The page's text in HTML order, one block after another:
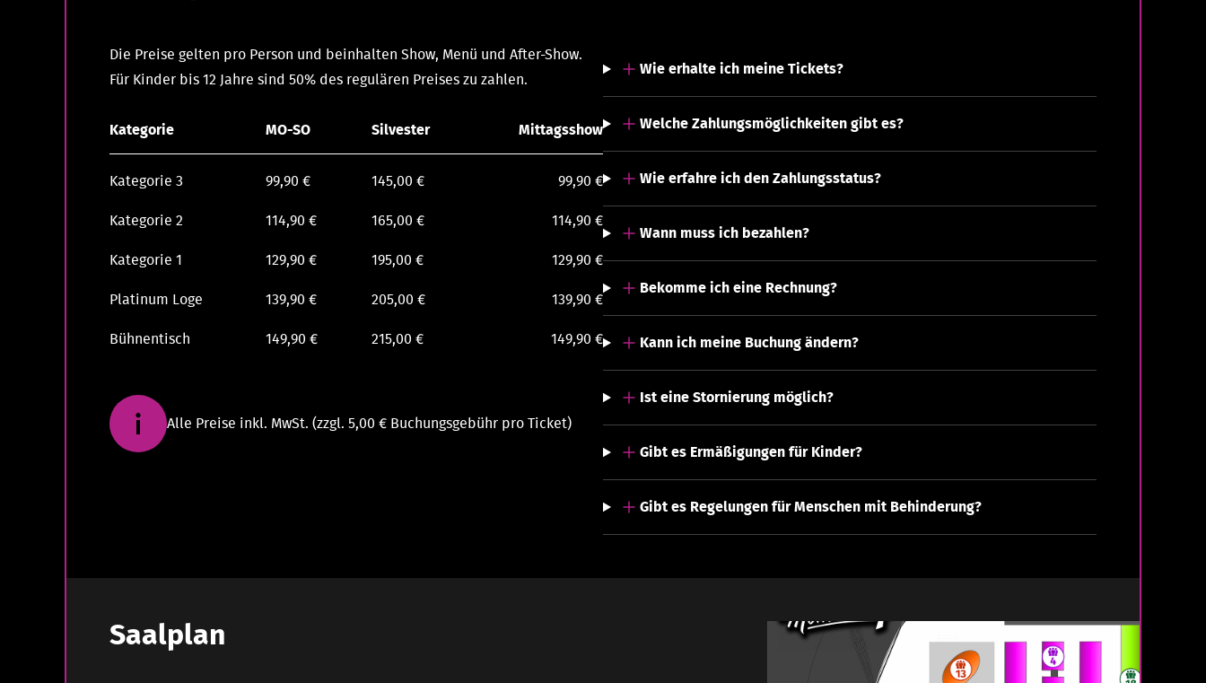
Die Preise gelten pro Person und beinhalten Show, Menü und After-Show.
Für Kinder bis 12 Jahre sind 50% des regulären Preises zu zahlen.
Kategorie MO-SO Silvester Mittagsshow
Kategorie 3 99,90 € 145,00 € 99,90 €
Kategorie 2 114,90 € 165,00 € 114,90 €
Kategorie 1 129,90 € 195,00 € 129,90 €
Platinum Loge 139,90 € 205,00 € 139,90 €
Bühnentisch 149,90 € 215,00 € 149,90 €
Alle Preise inkl. MwSt. (zzgl. 5,00 € Buchungsgebühr pro Ticket)
Wie erhalte ich meine Tickets?
Welche Zahlungsmöglichkeiten gibt es?
Wie erfahre ich den Zahlungsstatus?
Wann muss ich bezahlen?
Bekomme ich eine Rechnung?
Kann ich meine Buchung ändern?
Ist eine Stornierung möglich?
Gibt es Ermäßigungen für Kinder?
Gibt es Regelungen für Menschen mit Behinderung?
Saalplan